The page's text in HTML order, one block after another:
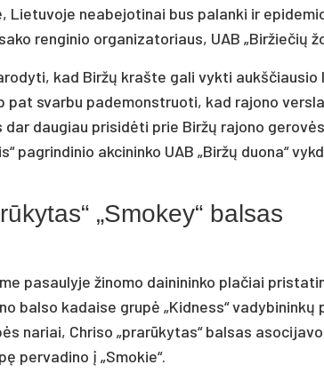
Lietuvoje neabejotinai bus palanki ir
renginio organizatoriaus, UAB „Biržiečių
kad Biržų krašte gali vykti
pat svarbu pademonstruoti, kad rajono
daugiau prisidėti prie Biržų rajono
pagrindinio akcininko UAB „Biržų duona“
„Smokey“ balsas
pasaulyje žinomo dainininko plačiai
balso kadaise grupė „Kidness“
nariai, Chriso „prarūkytas“ balsas
pervadino į „Smokie“.